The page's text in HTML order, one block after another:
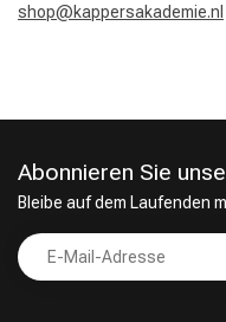
shop@kappersakademie.nl
Abonnieren Sie
Bleibe auf dem Laufenden